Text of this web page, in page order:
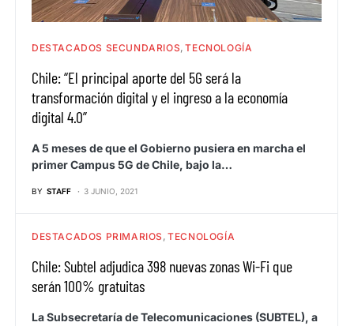
DESTACADOS SECUNDARIOS TECNOLOGÍA
Chile: “El principal aporte del 5G será la
transformación digital y el ingreso a la economía
digital 4.0”
A 5 meses de que el Gobierno pusiera en marcha el
primer Campus 5G de Chile, bajo la…
BY STAFF 3 JUNIO, 2021
DESTACADOS PRIMARIOS TECNOLOGÍA
Chile: Subtel adjudica 398 nuevas zonas Wi-Fi que
serán 100% gratuitas
La Subsecretaría de Telecomunicaciones (SUBTEL), a